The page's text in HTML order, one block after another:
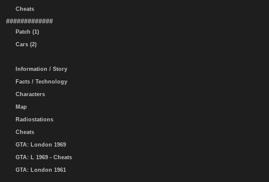
Cheats
#############
Patch (1)
Cars (2)
Information / Story
Facts / Technology
Characters
Map
Radiostations
Cheats
GTA: London 1969
GTA: L 1969 - Cheats
GTA: London 1961